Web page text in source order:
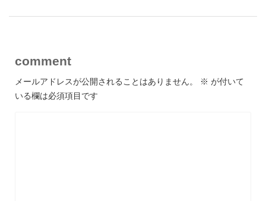
comment
メールアドレスが公開されることはありません。 ※ が付いて
いる欄は必須項目です